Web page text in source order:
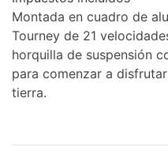
Montada en cuadro de
Tourney de 21
horquilla de suspensión
para comenzar a
tierra.